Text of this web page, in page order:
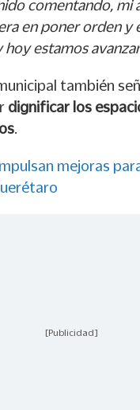
comentando, mi
en poner orden y
estamos
también
dignificar los
mejoras
[Publicidad]